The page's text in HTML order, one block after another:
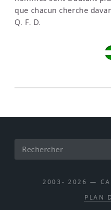
que chacun cherche
Q. F. D.
2003- 2026 —
PLAN